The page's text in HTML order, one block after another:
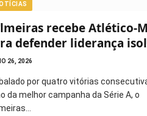
recebe Atlético-
defender liderança
26, 2026
por quatro vitórias
da melhor campanha da Série A, o